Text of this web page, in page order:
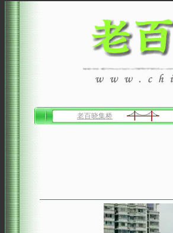
老百晓集桥